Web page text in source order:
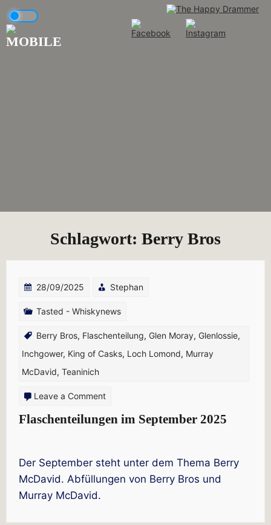
content
Schlagwort: Berry Bros
28/09/2025 Stephan
Tasted - Whiskynews
Berry Bros, Flaschenteilung, Glen Moray, Glenlossie,
Inchgower, King of Casks, Loch Lomond, Murray
McDavid, Teaninich
Leave a Commenton
Flaschenteilungen
2025
Flaschenteilungen im September 2025
Der September steht unter dem Thema Berry
McDavid. Abfüllungen von Berry Bros und
Murray McDavid.